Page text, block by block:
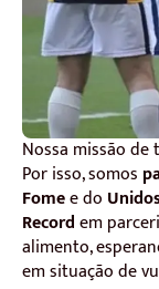
Nossa missão
Por isso, somos
Fomee do
Recordem
alimento,
em situação de